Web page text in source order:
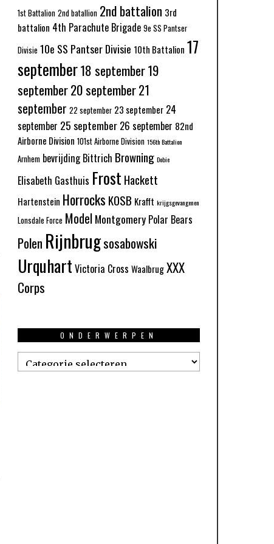
1st Battalion 2nd batallion 2nd battalion 3rd
battalion 4th Parachute Brigade 9e SS Pantser
Divisie 10e SS Pantser Divisie 10th Battalion 17
september18 september19
september20 september21
september 22 september 23 september 24
september 25 september 26 september 82nd
Airborne Division 101st Airborne Division 156th Battalion
Arnhem bevrijding Bittrich Browning Dobie
Elisabeth Gasthuis Frost Hackett
Hartenstein Horrocks KOSB Krafft krijgsgevangenen
Lonsdale Force ModelMontgomery Polar Bears
Polen Rijnbrugsosabowski
Urquhart Victoria Cross WaalbrugXXX
Corps
ONDERWERPEN
Onderwerpen